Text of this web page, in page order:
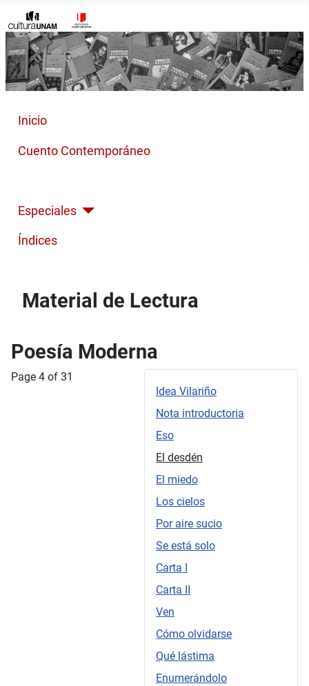
Inicio
Cuento Contemporáneo
Especiales
Índices
Material de Lectura
Poesía Moderna
Idea Vilariño
Nota introductoria
Eso
El desdén
El miedo
Los cielos
Por aire sucio
Se está solo
Carta I
Carta II
Ven
Cómo olvidarse
Qué lástima
Enumerándolo
Page 4 of 31